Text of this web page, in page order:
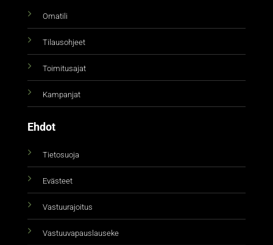
Omatili
Tilausohjeet
Toimitusajat
Kampanjat
Ehdot
Tietosuoja
Evästeet
Vastuurajoitus
Vastuuvapauslauseke